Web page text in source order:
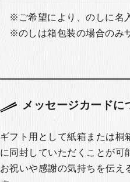
ご希望により、のしに名
のしは箱包装の場合のみ
メッセージカードに
ギフト用として紙箱または桐
に同封していただくことが可
お祝いや感謝の気持ちを伝え